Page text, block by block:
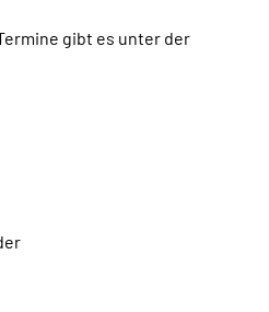
gibt es unter der